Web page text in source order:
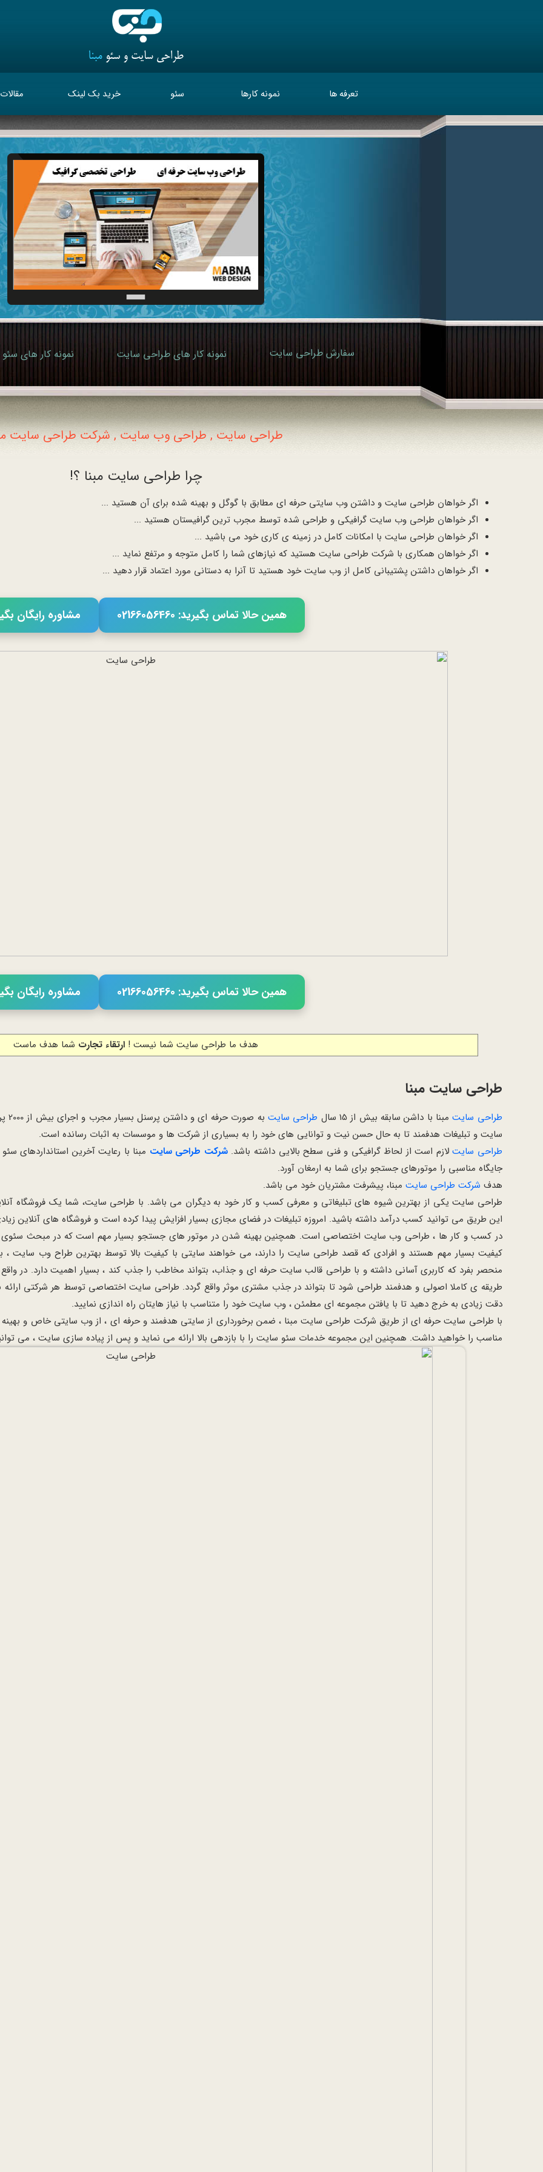
تعرفه ها نمونه کارها سئو خرید بک لینک مقالات
نمونه کار های طراحی سایت نمونه کار های سئو
طراحی سایت , طراحی وب سایت , شرکت طراحی سایت
چرا طراحی سایت مبنا ؟!
اگر خواهان طراحی سایت و داشتن وب سایتی حرفه ای مطابق با گوگل و بهینه شده برای آن هستید ...
اگر خواهان طراحی وب سایت گرافیکی و طراحی شده توسط مجرب ترین گرافیستان هستید ...
اگر خواهان طراحی سایت با امکانات کامل در زمینه ی کاری خود می باشید ...
اگر خواهان همکاری با شرکت طراحی سایت هستید که نیازهای شما را کامل متوجه و مرتفع نماید ...
اگر خواهان داشتن پشتیبانی کامل از وب سایت خود هستید تا آنرا به دستانی مورد اعتماد قرار دهید ...
همین حالا تماس بگیرید: 02166056460 مشاوره رایگان
همین حالا تماس بگیرید: 02166056460 مشاوره رایگان
هدف ما طراحی سایت شما نیست ! ارتقاء تجارت شما هدف ماست
طراحی سایت مبنا
طراحی سایتمبنا با داشن سابقه بیش از 15 سال طراحی سایت به صورت حرفه ای و داشتن پرسنل بسیار مجرب و اجرای بیش از 2000 پروژه ی موفق در عرصه ی سئو و
سایت و تبلیغات هدفمند تا به حال حسن نیت و توانایی های خود را به بسیاری از شرکت ها و موسسات به اثبات رسانده است.
طراحی سایتلازم است از لحاظ گرافیکی و فنی سطح بالایی داشته باشد.شرکت طراحی سایت مبنا با رعایت آخرین استانداردهای
جایگاه مناسبی را موتورهای جستجو برای شما به ارمغان آورد.
هدف شرکت طراحی سایت مبنا، پیشرفت مشتریان خود می باشد.
طراحی سایت یکی از بهترین شیوه های تبلیغاتی و معرفی کسب و کار خود به دیگران می باشد. با طراحی سایت، شما یک فروشگاه
این طریق می توانید کسب درآمد داشته باشید. امروزه تبلیغات در فضای مجازی بسیار افزایش پیدا کرده است و فروشگاه های آنلاین
در کسب و کار ها ، طراحی وب سایت اختصاصی است. همچنین بهینه شدن در موتور های جستجو بسیار مهم است که در مبحث سئوی
کیفیت بسیار مهم هستند و افرادی که قصد طراحی سایت را دارند، می خواهند سایتی با کیفیت بالا توسط بهترین طراح وب سایت
منحصر بفرد که کاربری آسانی داشته و با طراحی قالب سایت حرفه ای و جذاب، بتواند مخاطب را جذب کند ، بسیار اهمیت دارد. در
طریقه ی کاملا اصولی و هدفمند طراحی شود تا بتواند در جذب مشتری موثر واقع گردد. طراحی سایت اختصاصی توسط هر شرکتی
دقت زیادی به خرج دهید تا با یافتن مجموعه ای مطمئن ، وب سایت خود را متناسب با نیاز هایتان راه اندازی نمایید.
با طراحی سایت حرفه ای از طریق شرکت طراحی سایت مبنا ، ضمن برخورداری از سایتی هدفمند و حرفه ای ، از وب سایتی خاص و
مناسب را خواهید داشت. همچنین این مجموعه خدمات سئو سایت را با بازدهی بالا ارائه می نماید و پس از پیاده سازی سایت ، می